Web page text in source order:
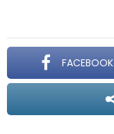
FACEBOOK